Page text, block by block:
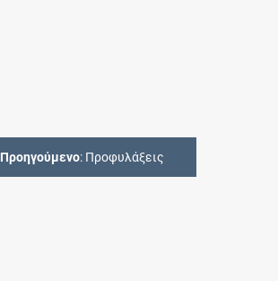
Προηγούμενο: Προφυλάξεις